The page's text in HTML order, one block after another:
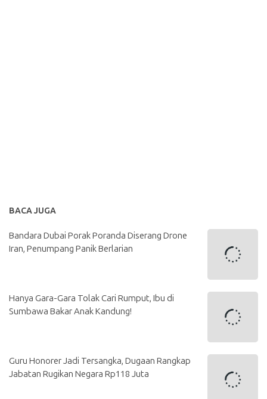
BACA JUGA
Bandara Dubai Porak Poranda Diserang Drone
Iran, Penumpang Panik Berlarian
Hanya Gara-Gara Tolak Cari Rumput, Ibu di
Sumbawa Bakar Anak Kandung!
Guru Honorer Jadi Tersangka, Dugaan Rangkap
Jabatan Rugikan Negara Rp118 Juta